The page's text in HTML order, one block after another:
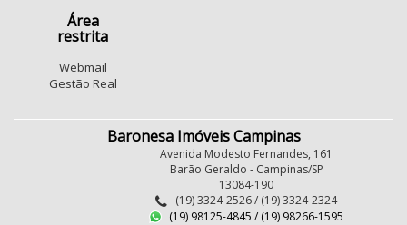
Área
restrita
Webmail
Gestão Real
Baronesa Imóveis Campinas
Avenida Modesto Fernandes, 161
Barão Geraldo - Campinas/SP
13084-190
(19) 3324-2526 / (19) 3324-2324
(19) 98125-4845 / (19) 98266-1595